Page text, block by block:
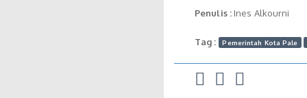
Penulis :Ines Alkourni
Tag : Pemerintah Kota Pale